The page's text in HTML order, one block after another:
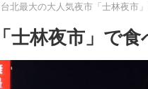
台北最大の大人気夜市「士林夜市」
士林夜市」で食